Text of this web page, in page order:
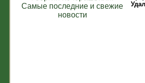
Самые последние и свежие
новости